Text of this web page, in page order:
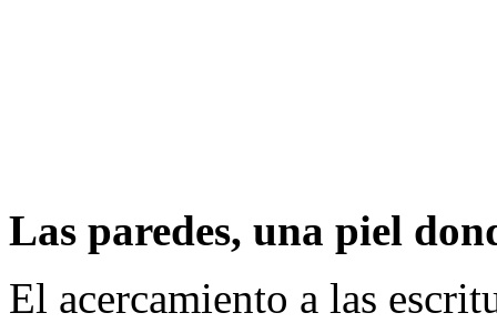
Las paredes, una piel
El acercamiento a las